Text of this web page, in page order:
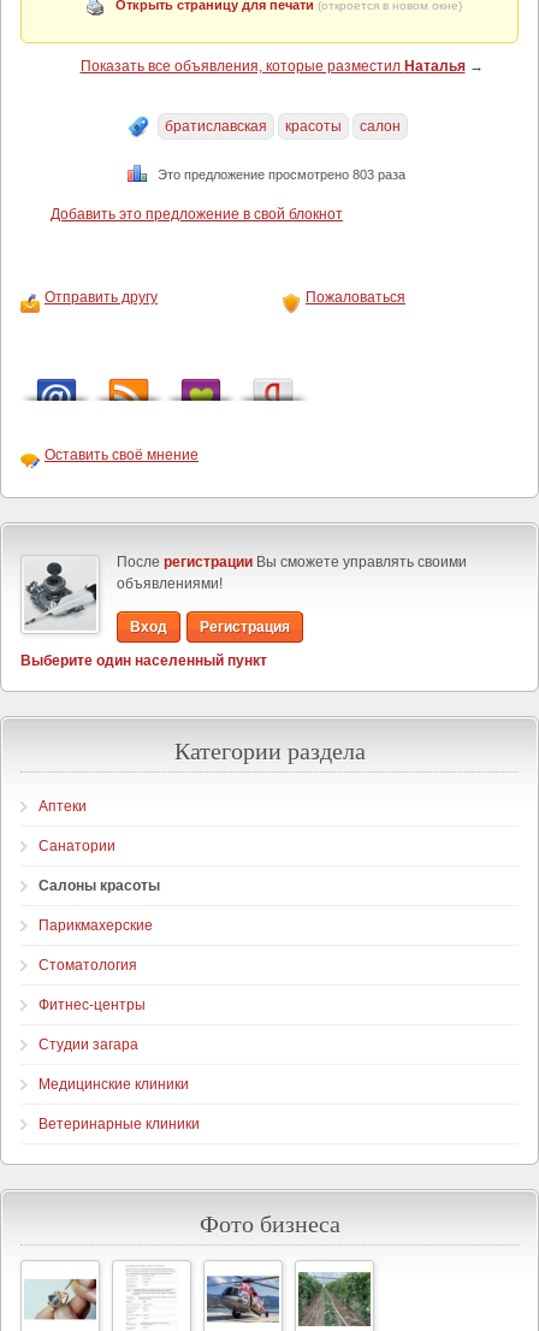
Открыть страницу для печати (откроется в новом окне)
Показать все объявления, которые разместил Наталья→
братиславская красоты салон
Это предложение просмотрено 803 раза
Добавить это предложение в свой блокнот
Отправить другу Пожаловаться
Оставить своё мнение
После регистрации Вы сможете управлять своими
объявлениями!
Вход
Регистрация
Выберите один населенный пункт
Категории раздела
Аптеки
Санатории
Салоны красоты
Парикмахерские
Стоматология
Фитнес-центры
Студии загара
Медицинские клиники
Ветеринарные клиники
Фото бизнеса